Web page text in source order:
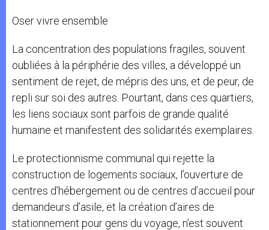
Oser vivre ensemble
La concentration des populations fragiles, souvent
oubliées à la périphérie des villes, a développé un
sentiment de rejet, de mépris des uns, et de peur, de
repli sur soi des autres. Pourtant, dans ces quartiers,
les liens sociaux sont parfois de grande qualité
humaine et manifestent des solidarités exemplaires.
Le protectionnisme communal qui rejette la
construction de logements sociaux, l’ouverture de
centres d’hébergement ou de centres d’accueil pour
demandeurs d’asile, et la création d’aires de
stationnement pour gens du voyage, n’est souvent